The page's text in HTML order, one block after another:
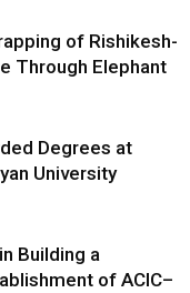
of Rishikesh-
Through Elephant
Degrees at
University
Building a
of ACIC–